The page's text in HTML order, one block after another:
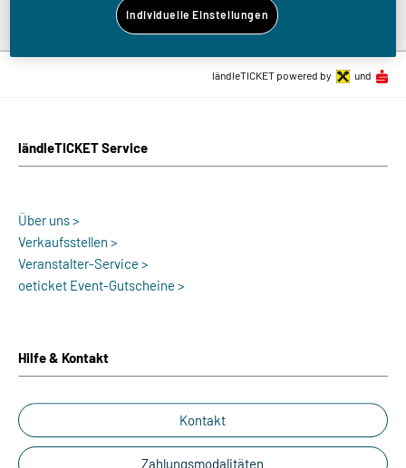
Zurück zur Eventliste
ländleTICKET Service
Über uns >
Verkaufsstellen >
Veranstalter-Service >
oeticket Event-Gutscheine >
Hilfe & Kontakt
Kontakt
Zahlungsmodalitäten
ländleTICKET powered by und
Individuelle Einstellungen